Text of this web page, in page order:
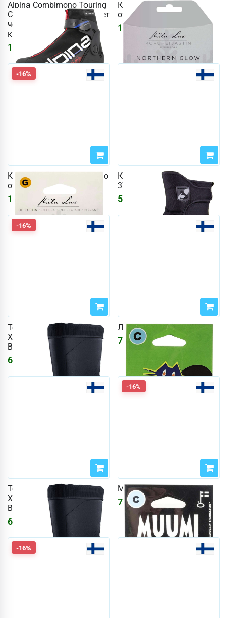
Alpina Combimono Touring
Classic JR, размер 37 (цвет
черный / белый /
красный)
18543
Клин ювелирный
отражатель снежинка
1089
-16%
Kilu G Звезды ювелирного
отражателя
1245 1486₽
Конюшни Horze, размер
37. (цвет Черный)
5913
-16%
Термосапоги DryWalker
Xtrack Ultra 43 (цвет
ВЕСТИ)
6225 7430
Лапа-отражатель WWF
777₽
Термосапоги DryWalker
Xtrack Ultra 42 (цвет
ВЕСТИ)
6225
-16%
Муми-отражатель Вонь
777 ₽ 928₽
-16%